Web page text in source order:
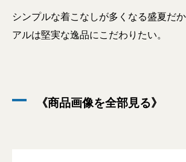
シンプルな着こなしが多くなる盛夏だ
アルは堅実な逸品にこだわりたい。
《商品画像を全部見る》